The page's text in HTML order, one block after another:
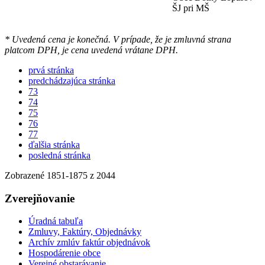
ŠJ pri MŠ
* Uvedená cena je konečná. V prípade, že je zmluvná strana
platcom DPH, je cena uvedená vrátane DPH.
prvá stránka
predchádzajúca stránka
73
74
75
76
77
ďalšia stránka
posledná stránka
Zobrazené 1851-1875 z 2044
Zverejňovanie
Úradná tabuľa
Zmluvy, Faktúry, Objednávky
Archív zmlúv faktúr objednávok
Hospodárenie obce